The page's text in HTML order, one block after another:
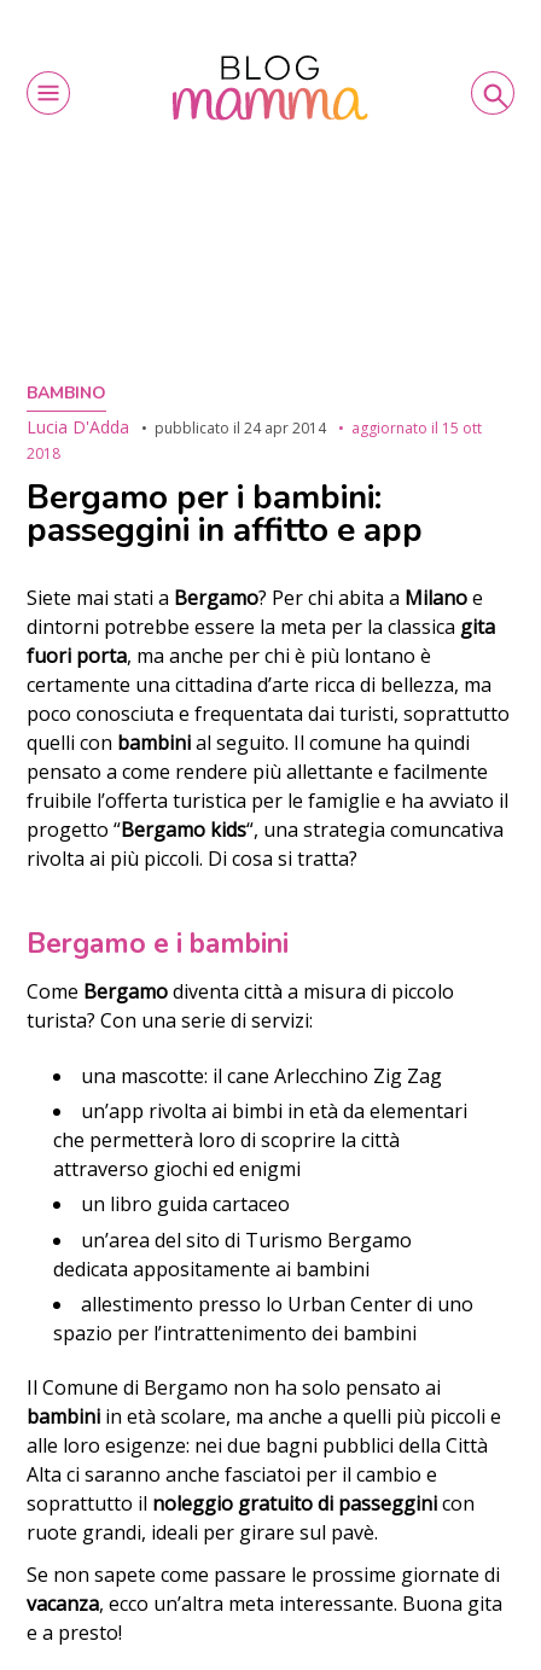
BAMBINO
Lucia D'Adda
pubblicato il24 apr 2014 aggiornato il 15 ott
2018
Bergamo per i bambini:
passeggini in affitto e app
Siete mai stati a Bergamo? Per chi abita a Milanoe
dintorni potrebbe essere la meta per la classica gita
fuori porta, ma anche per chi è più lontano è
certamente una cittadina d’arte ricca di bellezza, ma
poco conosciuta e frequentata dai turisti, soprattutto
quelli con bambinial seguito. Il comune ha quindi
pensato a come rendere più allettante e facilmente
fruibile l’offerta turistica per le famiglie e ha avviato il
progetto “Bergamo kids“, una strategia comuncativa
rivolta ai più piccoli. Di cosa si tratta?
Bergamo e i bambini
Come Bergamodiventa città a misura di piccolo
turista? Con una serie di servizi:
una mascotte: il cane Arlecchino Zig Zag
un’app rivolta ai bimbi in età da elementari
che permetterà loro di scoprire la città
attraverso giochi ed enigmi
un libro guida cartaceo
un’area del sito di Turismo Bergamo
dedicata appositamente ai bambini
allestimento presso lo Urban Center di uno
spazio per l’intrattenimento dei bambini
Il Comune di Bergamo non ha solo pensato ai
bambini in età scolare, ma anche a quelli più piccoli e
alle loro esigenze: nei due bagni pubblici della Città
Alta ci saranno anche fasciatoi per il cambio e
soprattutto il noleggio gratuito di passegginicon
ruote grandi, ideali per girare sul pavè.
Se non sapete come passare le prossime giornate di
vacanza, ecco un’altra meta interessante. Buona gita
e a presto!